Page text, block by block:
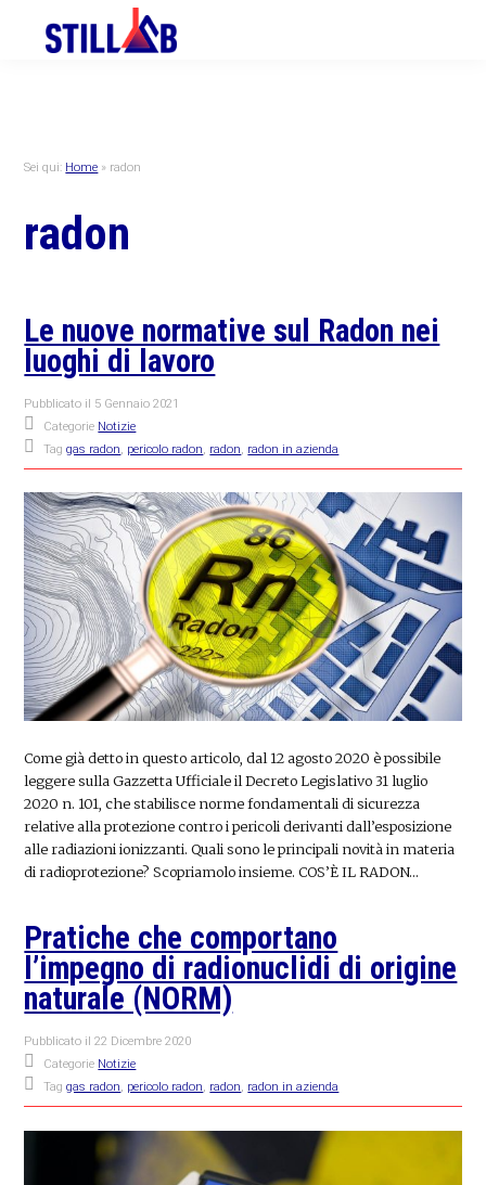
primary
primary
Sei qui: Home » radon
radon
Le nuove normative sul Radon nei
luoghi di lavoro
Pubblicato il 5 Gennaio 2021
Categorie Notizie
Taggas radon pericolo radon radon radon in azienda
Come già detto in questo articolo, dal 12 agosto 2020 è possibile
leggere sulla Gazzetta Ufficiale il Decreto Legislativo 31 luglio
2020 n. 101, che stabilisce norme fondamentali di sicurezza
relative alla protezione contro i pericoli derivanti dall’esposizione
alle radiazioni ionizzanti. Quali sono le principali novità in materia
di radioprotezione? Scopriamolo insieme. COS’È IL RADON…
Pratiche che comportano
l’impegno di radionuclidi di origine
naturale (NORM)
Pubblicato il22 Dicembre 2020
Categorie Notizie
Taggas radon, pericolo radon, radon, radon in azienda